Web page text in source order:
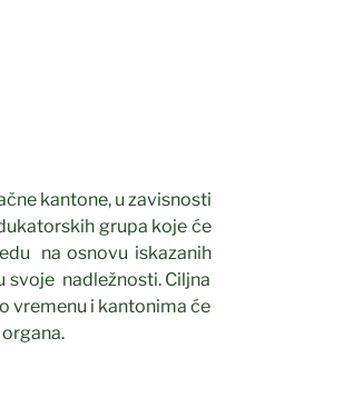
kantone, u zavisnosti
grupa koje će
na osnovu iskazanih
svoje nadležnosti. Ciljna
vremenu i kantonima će